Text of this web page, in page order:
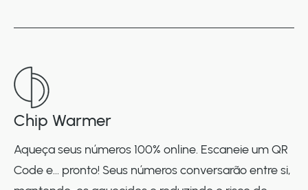
Chip Warmer
Aqueça seus números 100% online. Escaneie um QR
Code e... pronto! Seus números conversarão entre si,